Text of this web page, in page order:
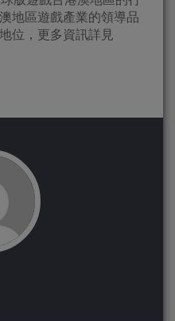
地區遊戲產業的領導品
位，更多資訊詳見